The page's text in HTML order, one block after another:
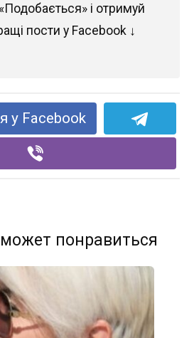
і отримуй
пости у Facebook ↓
у Facebook
понравиться